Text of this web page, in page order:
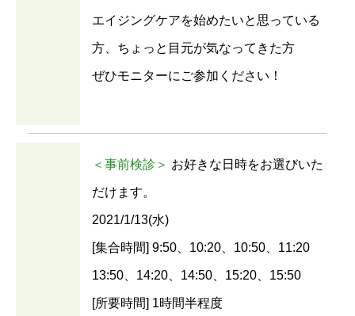
エイジングケアを始めたいと思っている
方、ちょっと目元が気なってきた方
ぜひモニターにご参加ください！
＜事前検診＞ お好きな日時をお選びいた
だけます。
2021/1/13(水)
[集合時間] 9:50、10:20、10:50、11:20
13:50、14:20、14:50、15:20、15:50
[所要時間] 1時間半程度